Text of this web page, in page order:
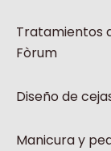
Tratamientos
Fòrum
Diseño de
Manicura y